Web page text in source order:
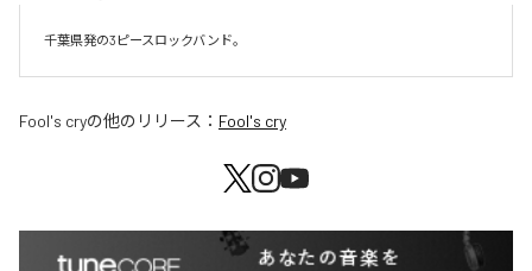
千葉県発の3ピースロックバンド。
Fool's cryの他のリリース： Fool's cry